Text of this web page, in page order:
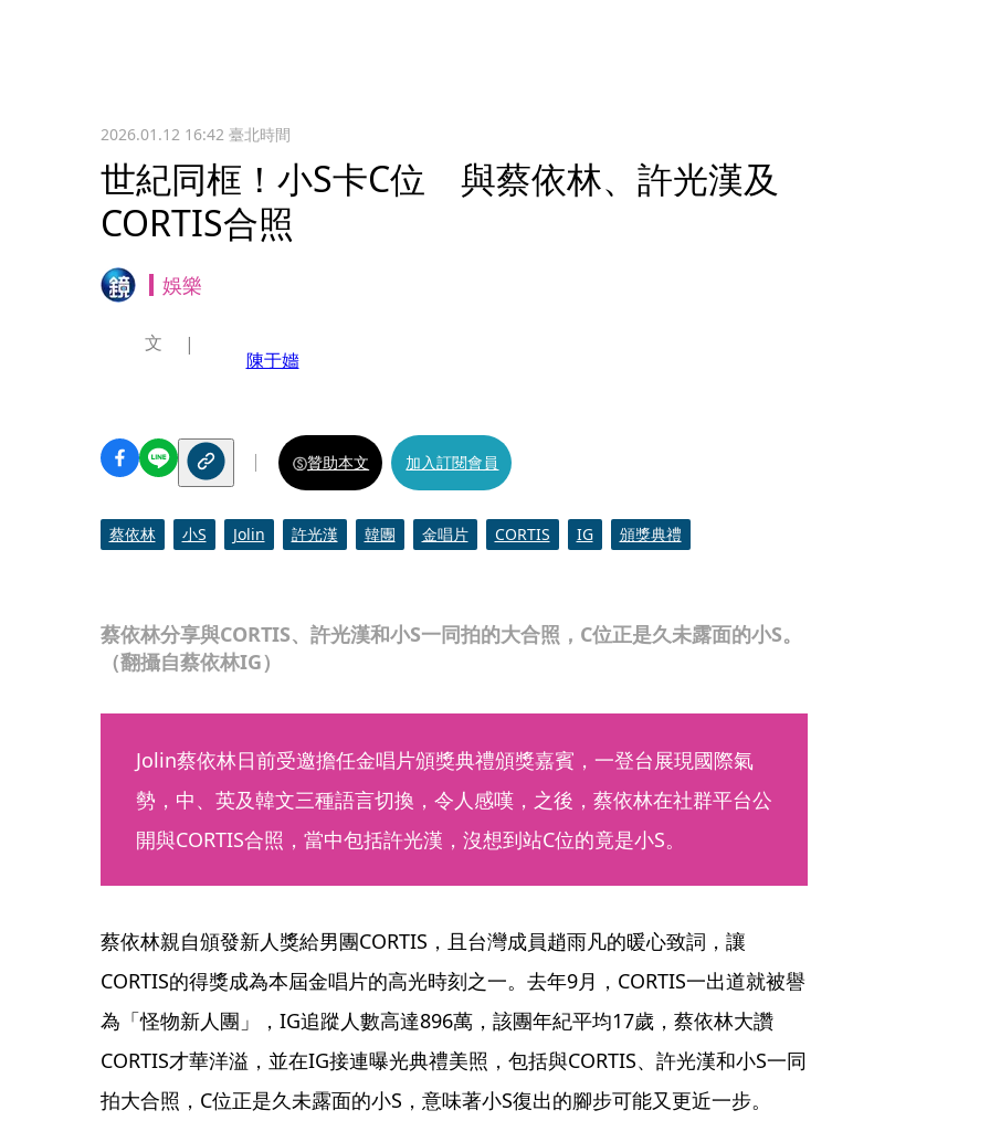
2026.01.12 16:42臺北時間
世紀同框！小S卡C位 與蔡依林、許光漢及
CORTIS合照
娛樂
蔡依林分享與CORTIS、許光漢和小S一同拍的大合照，C位正是久未露面的小S。
（翻攝自蔡依林IG）
文
陳于嬙
贊助本文 加入訂閱會員
蔡依林 小S Jolin 許光漢 韓團 金唱片 CORTIS IG 頒獎典禮
Jolin蔡依林日前受邀擔任金唱片頒獎典禮頒獎嘉賓，一登台展現國際氣
勢，中、英及韓文三種語言切換，令人感嘆，之後，蔡依林在社群平台公
開與CORTIS合照，當中包括許光漢，沒想到站C位的竟是小S。
蔡依林親自頒發新人獎給男團CORTIS，且台灣成員趙雨凡的暖心致詞，讓
CORTIS的得獎成為本屆金唱片的高光時刻之一。去年9月，CORTIS一出道就被譽
為「怪物新人團」，IG追蹤人數高達896萬，該團年紀平均17歲，蔡依林大讚
CORTIS才華洋溢，並在IG接連曝光典禮美照，包括與CORTIS、許光漢和小S一同
拍大合照，C位正是久未露面的小S，意味著小S復出的腳步可能又更近一步。